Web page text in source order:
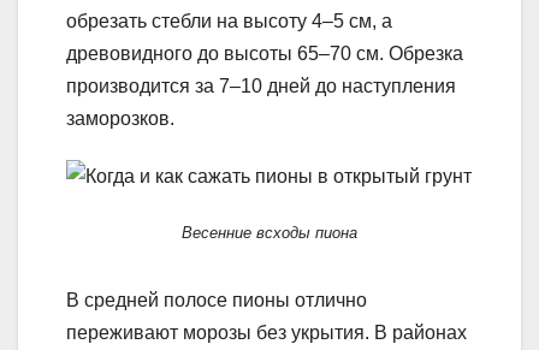
обрезать стебли на высоту 4–5 см, а
древовидного до высоты 65–70 см. Обрезка
производится за 7–10 дней до наступления
заморозков.
Весенние всходы пиона
В средней полосе пионы отлично
переживают морозы без укрытия. В районах